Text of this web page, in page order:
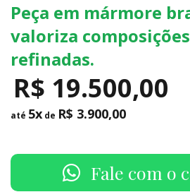
Peça em mármore
valoriza
refinadas.
R$ 19.500,00
até 5x de R$ 3.900,00
Fale com o